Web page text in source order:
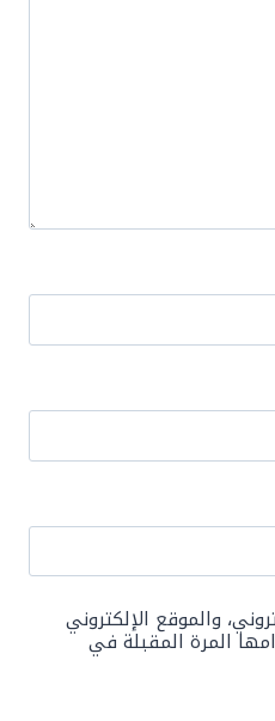
والموقع الإلكتروني
المرة المقبلة في